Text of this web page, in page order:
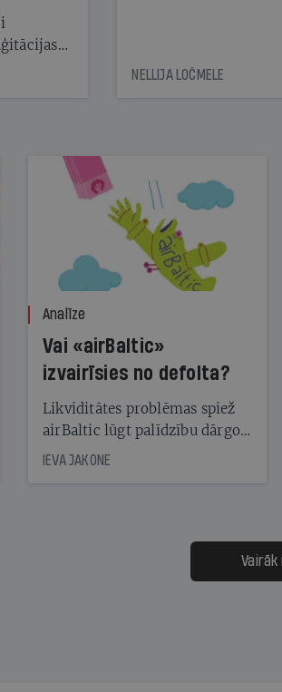
NELLIJA LOČMELE
Analīze
Vai «airBaltic»
izvairīsies no defolta?
Likviditātes problēmas spiež
airBaltic lūgt palīdzību dārgo
obligāciju turētājiem, taču
samaksāt augstos procentus,
kas jāpārskaita jau trīs dienas
pirms nākamās sapulces
IEVA JAKONE